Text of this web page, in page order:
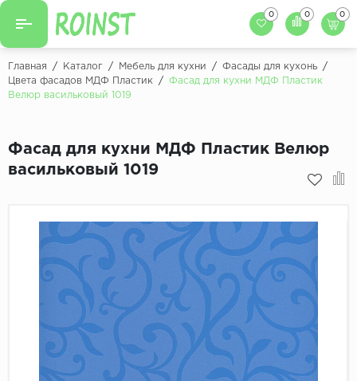
Назад
Кухни на заказ
Назад
Столешницы для
Декоры столешниц
Декоры ЛДСП для мебели
Декоры обоев под мебель
0 0 0
Главная / Каталог / Мебель для кухни / Фасады для кухонь
/
Цвета фасадов МДФ Пластик
/
Фасад для кухни МДФ Пластик
Велюр васильковый 1019
Фасад для кухни МДФ Пластик Велюр
васильковый 1019